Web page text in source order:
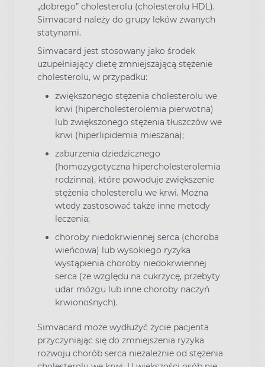
„dobrego” cholesterolu (cholesterolu HDL).
Simvacard należy do grupy leków zwanych
statynami.
Simvacard jest stosowany jako środek
uzupełniający dietę zmniejszającą stężenie
cholesterolu, w przypadku:
zwiększonego stężenia cholesterolu we
krwi (hipercholesterolemia pierwotna)
lub zwiększonego stężenia tłuszczów we
krwi (hiperlipidemia mieszana);
zaburzenia dziedzicznego
(homozygotyczna hipercholesterolemia
rodzinna), które powoduje zwiększenie
stężenia cholesterolu we krwi. Można
wtedy zastosować także inne metody
leczenia;
choroby niedokrwiennej serca (choroba
wieńcowa) lub wysokiego ryzyka
wystąpienia choroby niedokrwiennej
serca (ze względu na cukrzycę, przebyty
udar mózgu lub inne choroby naczyń
krwionośnych).
Simvacard może wydłużyć życie pacjenta
przyczyniając się do zmniejszenia ryzyka
rozwoju chorób serca niezależnie od stężenia